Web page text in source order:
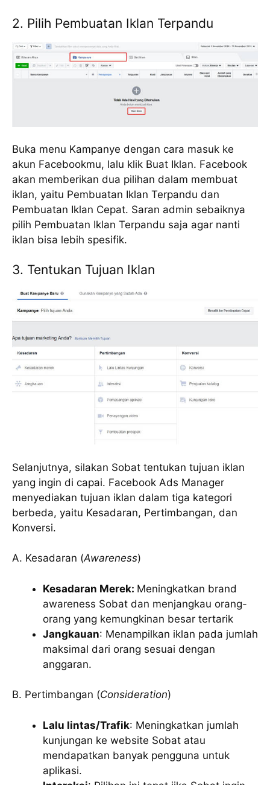
2. Pilih Pembuatan Iklan Terpandu
Buka menu Kampanye dengan cara masuk ke
akun Facebookmu, lalu klik Buat Iklan. Facebook
akan memberikan dua pilihan dalam membuat
iklan, yaitu Pembuatan Iklan Terpandu dan
Pembuatan Iklan Cepat. Saran admin sebaiknya
pilih Pembuatan Iklan Terpandu saja agar nanti
iklan bisa lebih spesifik.
3. Tentukan Tujuan Iklan
Selanjutnya, silakan Sobat tentukan tujuan iklan
yang ingin di capai. Facebook Ads Manager
menyediakan tujuan iklan dalam tiga kategori
berbeda, yaitu Kesadaran, Pertimbangan, dan
Konversi.
A. Kesadaran (Awareness)
Kesadaran Merek: Meningkatkan brand
awareness Sobat dan menjangkau orang-
orang yang kemungkinan besar tertarik
Jangkauan: Menampilkan iklan pada jumlah
maksimal dari orang sesuai dengan
anggaran.
B. Pertimbangan (Consideration)
Lalu lintas/Trafik: Meningkatkan jumlah
kunjungan ke website Sobat atau
mendapatkan banyak pengguna untuk
aplikasi.